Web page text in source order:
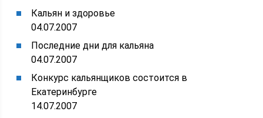
Кальян и здоровье
04.07.2007
Последние дни для кальяна
04.07.2007
Конкурс кальянщиков состоится в
Екатеринбурге
14.07.2007